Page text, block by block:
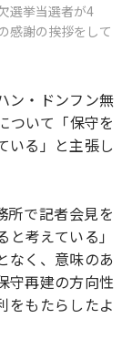
選挙当選者が4
感謝の挨拶をして
ン・ドンフン無
ついて「保守を
いる」と主張し
所で記者会見を
考えている」
なく、意味のあ
守再建の方向性
をもたらしたよ